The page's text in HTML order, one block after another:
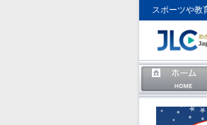
スポーツや教